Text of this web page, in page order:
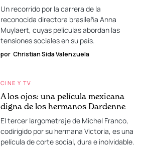
Un recorrido por la carrera de la
reconocida directora brasileña Anna
Muylaert, cuyas películas abordan las
tensiones sociales en su país.
por Christian Sida Valenzuela
CINE Y TV
A los ojos: una película mexicana
digna de los hermanos Dardenne
El tercer largometraje de Michel Franco,
codirigido por su hermana Victoria, es una
película de corte social, dura e inolvidable.